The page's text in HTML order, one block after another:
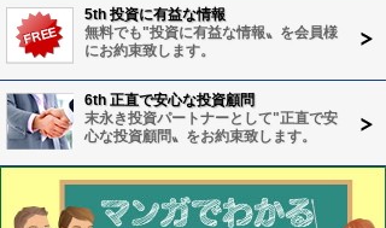
5th 投資に有益な情報
無料でも"投資に有益な情報〟を会員様
にお約束致します。
6th 正直で安心な投資顧問
末永き投資パートナーとして"正直で安
心な投資顧問〟をお約束致します。